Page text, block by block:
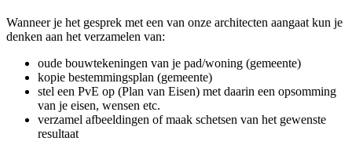
Wanneer je het gesprek met een van onze architecten aangaat kun je
denken aan het verzamelen van:
oude bouwtekeningen van je pad/woning (gemeente)
kopie bestemmingsplan (gemeente)
stel een PvE op (Plan van Eisen) met daarin een opsomming
van je eisen, wensen etc.
verzamel afbeeldingen of maak schetsen van het gewenste
resultaat